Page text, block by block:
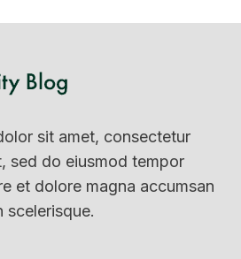
sit amet, consectetur
sed do eiusmod tempor
et dolore magna accumsan
scelerisque.